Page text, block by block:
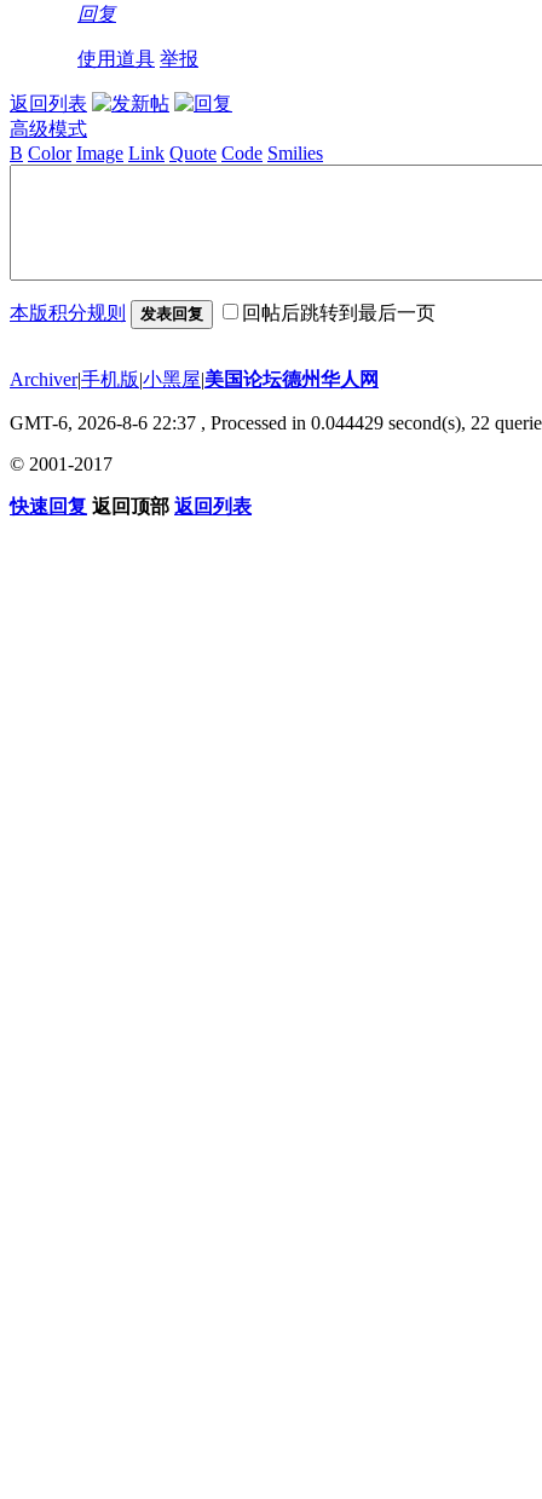
回复
使用道具 举报
返回列表
高级模式
B Color Image Link Quote Code Smilies
本版积分规则 发表回复 回帖后跳转到最后一页
Archiver|手机版|小黑屋|美国论坛德州华人网
GMT-6, 2026-8-6 22:37 , Processed in 0.044429 second(s), 22
© 2001-2017
快速回复 返回顶部 返回列表